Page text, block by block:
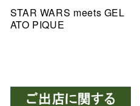
STAR WARS meets GEL
ATO PIQUE